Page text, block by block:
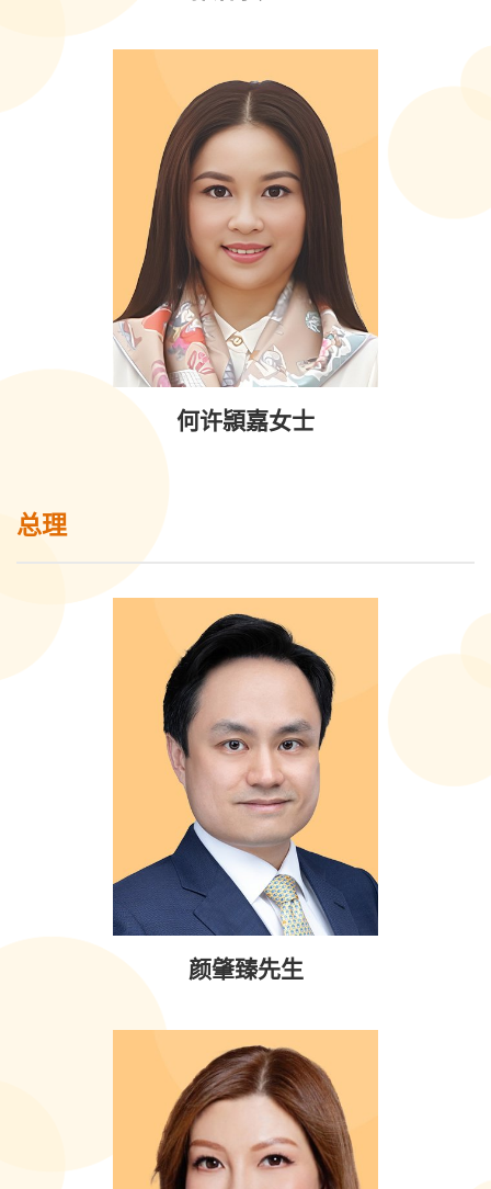
何许頴嘉女士
总理
颜肇臻先生